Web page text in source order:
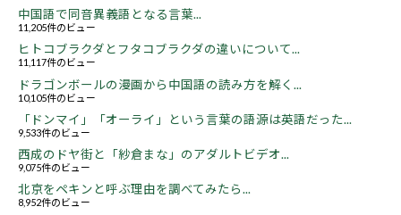
中国語で同音異義語となる言葉...
11,205件のビュー
ヒトコブラクダとフタコブラクダの違いについて...
11,117件のビュー
ドラゴンボールの漫画から中国語の読み方を解く...
10,105件のビュー
「ドンマイ」「オーライ」という言葉の語源は英語だった...
9,533件のビュー
西成のドヤ街と「紗倉まな」のアダルトビデオ...
9,075件のビュー
北京をペキンと呼ぶ理由を調べてみたら...
8,952件のビュー